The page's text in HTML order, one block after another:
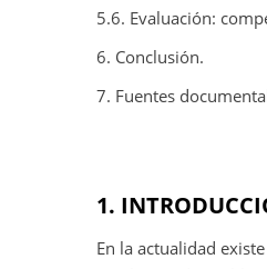
5.6. Evaluación:
6. Conclusión.
7. Fuentes
1.
En la actualidad